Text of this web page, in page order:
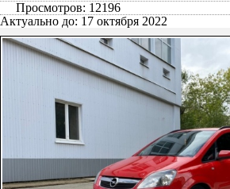
Просмотров: 12196
Актуально до: 17 октября 2022